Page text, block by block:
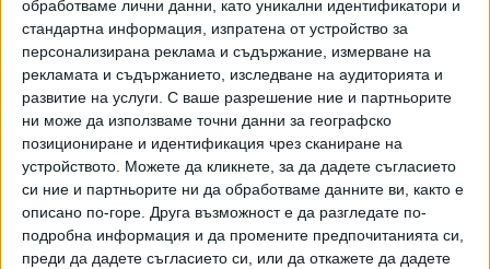
обработваме лични данни, като уникални идентификатори и
стандартна информация, изпратена от устройство за
персонализирана реклама и съдържание, измерване на
рекламата и съдържанието, изследване на аудиторията и
развитие на услуги. С ваше разрешение ние и партньорите
ни може да използваме точни данни за географско
позициониране и идентификация чрез сканиране на
устройството. Можете да кликнете, за да дадете съгласието
си ние и партньорите ни да обработваме данните ви, както е
описано по-горе. Друга възможност е да разгледате по-
подробна информация и да промените предпочитанията си,
преди да дадете съгласието си, или да откажете да дадете
ПОСЛЕ Разгледай всички
Хавайската Богородица заплака с фентанилови сълзи